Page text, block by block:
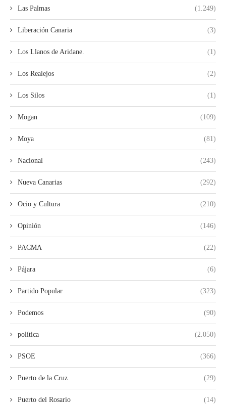
Las Palmas (1.249)
Liberación Canaria (3)
Los Llanos de Aridane. (1)
Los Realejos (2)
Los Silos (1)
Mogan (109)
Moya (81)
Nacional (243)
Nueva Canarias (292)
Ocio y Cultura (210)
Opinión (146)
PACMA (22)
Pájara (6)
Partido Popular (323)
Podemos (90)
política (2.050)
PSOE (366)
Puerto de la Cruz (29)
Puerto del Rosario (14)